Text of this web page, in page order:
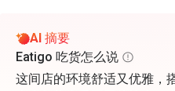
AI 摘要
Eatigo 吃货怎么说
这间店的环境舒适又优雅，